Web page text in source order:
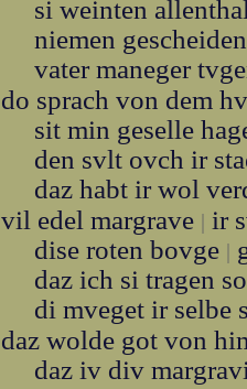
si weinten
niemen
vater maneger
do sprach von dem
sit min geselle
den svlt ovch ir
daz habt ir wol
vil edel margrave | ir
dise roten bovge |
daz ich si tragen
di mveget ir selbe
daz wolde got von
daz iv div